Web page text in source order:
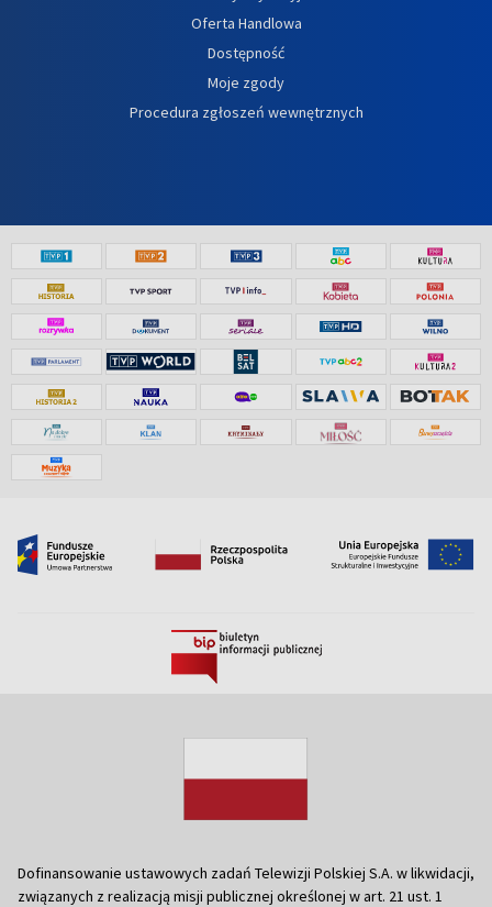
Oferta Handlowa
Dostępność
Moje zgody
Procedura zgłoszeń wewnętrznych
Dofinansowanie ustawowych zadań Telewizji Polskiej S.A. w likwidacji,
związanych z realizacją misji publicznej określonej w art. 21 ust. 1